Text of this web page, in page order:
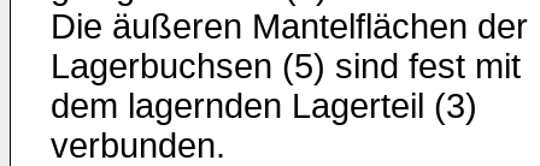
Die äußeren Mantelflächen der
Lagerbuchsen (5) sind fest mit
dem lagernden Lagerteil (3)
verbunden.